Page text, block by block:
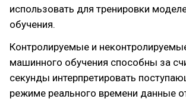
использовать для тренировки
обучения.
Контролируемые и
машинного обучения способны за
секунды интерпретировать
режиме реального времени данные